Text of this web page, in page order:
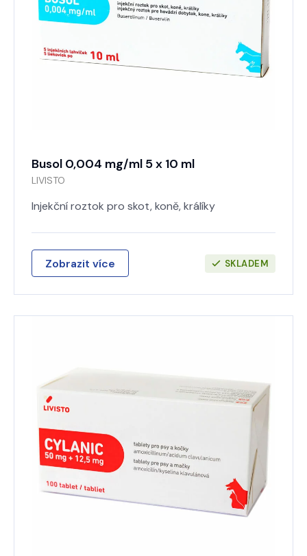
Busol 0,004 mg/ml 5 x 10 ml
LIVISTO
Injekční roztok pro skot, koně, králíky
Zobrazit více SKLADEM